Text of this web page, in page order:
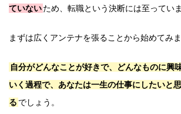
ていないため、転職という決断には至っていま
まずは広くアンテナを張ることから始めてみま
自分がどんなことが好きで、どんなものに興
いく過程で、あなたは一生の仕事にしたいと
る でしょう。